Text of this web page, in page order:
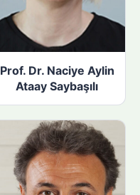
Prof. Dr. Naciye Aylin
Ataay Saybaşılı